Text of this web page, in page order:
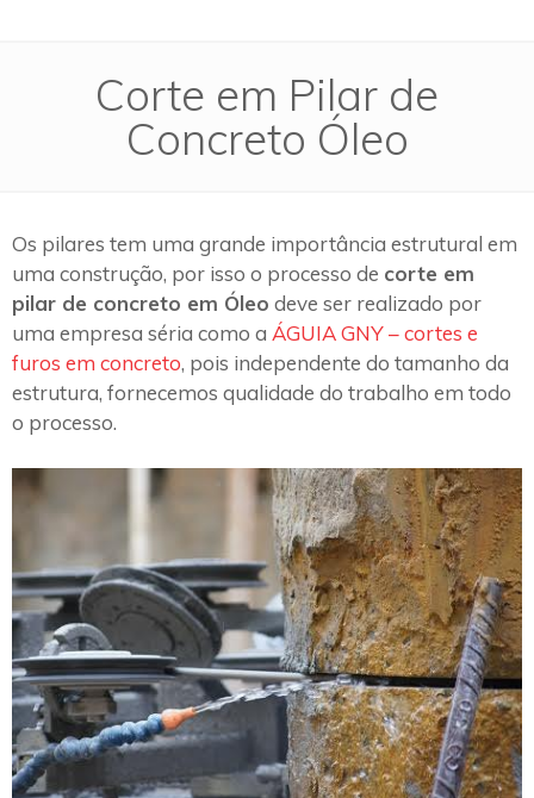
Corte em Pilar de
Concreto Óleo
Os pilares tem uma grande importância estrutural em
uma construção, por isso o processo de corte em
pilar de concreto em Óleo deve ser realizado por
uma empresa séria como a ÁGUIA GNY – cortes e
furos em concreto, pois independente do tamanho da
estrutura, fornecemos qualidade do trabalho em todo
o processo.